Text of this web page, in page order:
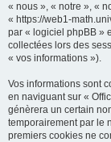
« nous », « notre », «
« https://web1-
par « logiciel phpBB »
collectées lors des
« vos informations »).
Vos informations sont
en naviguant sur «
génèrera un certain
temporairement par le
premiers cookies ne